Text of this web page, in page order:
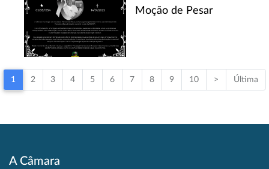
Moção de Pesar
1 2 3 4 5 6 7 8 9 10 > Última
A Câmara